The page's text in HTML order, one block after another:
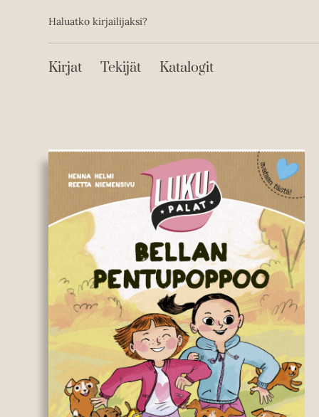
sisältöönToissijainen
Haluatko kirjailijaksi?
Päävalikko
Kirjat Tekijät Katalogit